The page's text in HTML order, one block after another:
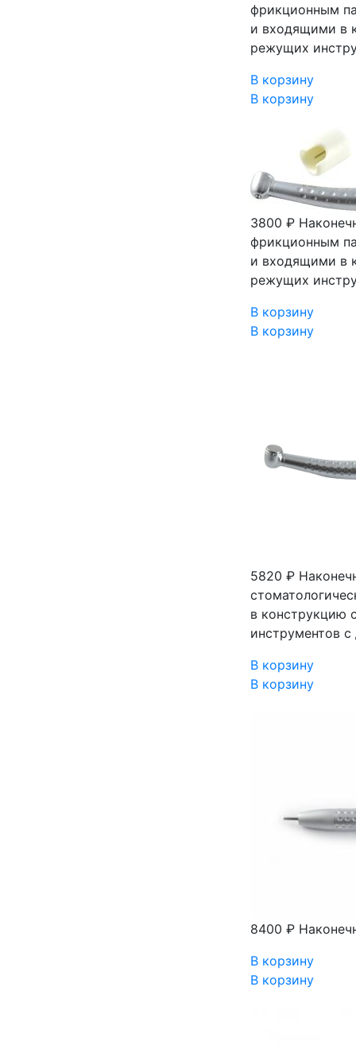
фрикционным
и входящими в
режущих
В корзину
В корзину
3800 ₽
фрикционным
и входящими в
режущих
В корзину
В корзину
5820 ₽
в конструкцию
инструментов
В корзину
В корзину
8400 ₽
В корзину
В корзину